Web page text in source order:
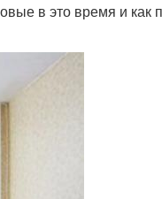
в это время и как